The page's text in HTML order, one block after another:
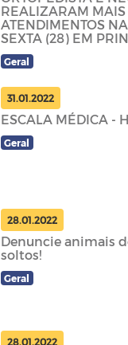
REALIZARAM MAIS
ATENDIMENTOS
SEXTA (28) EM
Geral
31.01.2022
ESCALA MÉDICA -
Geral
28.01.2022
Denuncie animais
soltos!
Geral
28.01.2022